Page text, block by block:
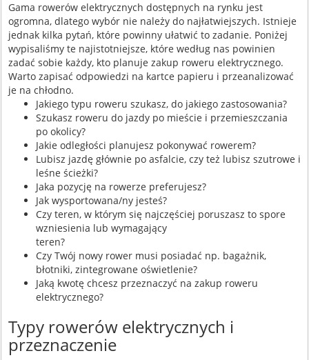
Gama rowerów elektrycznych dostępnych na rynku jest
ogromna, dlatego wybór nie należy do najłatwiejszych. Istnieje
jednak kilka pytań, które powinny ułatwić to zadanie. Poniżej
wypisaliśmy te najistotniejsze, które według nas powinien
zadać sobie każdy, kto planuje zakup roweru elektrycznego.
Warto zapisać odpowiedzi na kartce papieru i przeanalizować
je na chłodno.
Jakiego typu roweru szukasz, do jakiego zastosowania?
Szukasz roweru do jazdy po mieście i przemieszczania
po okolicy?
Jakie odległości planujesz pokonywać rowerem?
Lubisz jazdę głównie po asfalcie, czy też lubisz szutrowe i
leśne ścieżki?
Jaka pozycję na rowerze preferujesz?
Jak wysportowana/ny jesteś?
Czy teren, w którym się najczęściej poruszasz to spore
wzniesienia lub wymagający
teren?
Czy Twój nowy rower musi posiadać np. bagażnik,
błotniki, zintegrowane oświetlenie?
Jaką kwotę chcesz przeznaczyć na zakup roweru
elektrycznego?
Typy rowerów elektrycznych i
przeznaczenie